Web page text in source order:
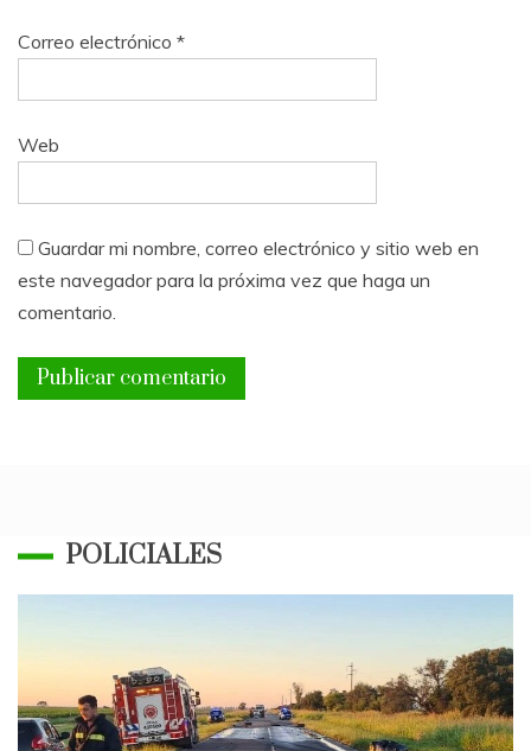
Correo electrónico *
Web
Guardar mi nombre, correo electrónico y sitio web en
este navegador para la próxima vez que haga un
comentario.
POLICIALES